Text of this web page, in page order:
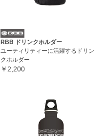
RBB ドリンクホルダー
ユーティリティーに活躍するドリン
クホルダー
￥2,200